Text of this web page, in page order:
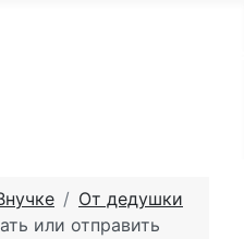
От дедушки
или отправить